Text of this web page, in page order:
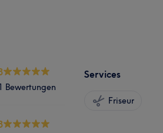
Bewertungen
Services
Friseur